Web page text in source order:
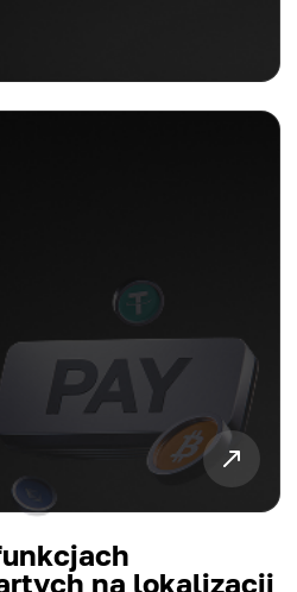
na lokalizacji